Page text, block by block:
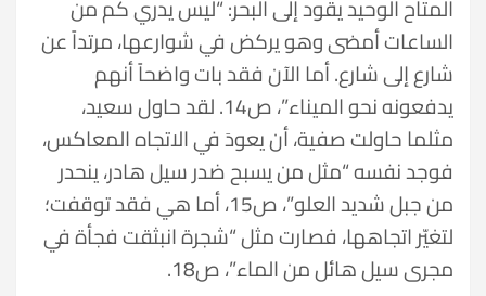
المتاح الوحيد يقود إلى البحر: “ليس يدري كم من
الساعات أمضى وهو يركض في شوارعها، مرتداً عن
شارع إلى شارع. أما الآن فقد بات واضحاً أنهم
يدفعونه نحو الميناء”، ص14. لقد حاول سعيد،
مثلما حاولت صفية، أن يعودَ في الاتجاه المعاكس،
فوجد نفسه “مثل من يسبح ضدر سيل هادر، ينحدر
من جبل شديد العلو”، ص15، أما هي فقد توقفت؛
لتغيّر اتجاهها، فصارت مثل “شجرة انبثقت فجأة في
مجرى سيل هائل من الماء”، ص18.